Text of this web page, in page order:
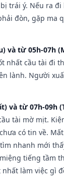
trái ý. Nếu ra
đòn, gặp ma
và từ 05h-07h
nhất cầu tài đi
lành. Người
và từ 07h-09h
tài mờ mịt.
có tin về.
nhanh mới
tiếng tầm
làm việc gì